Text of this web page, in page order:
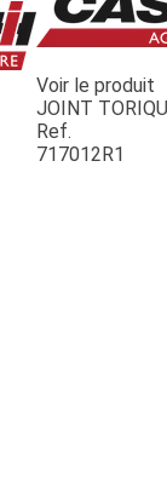
Voir le produit
JOINT
Ref.
717012R1